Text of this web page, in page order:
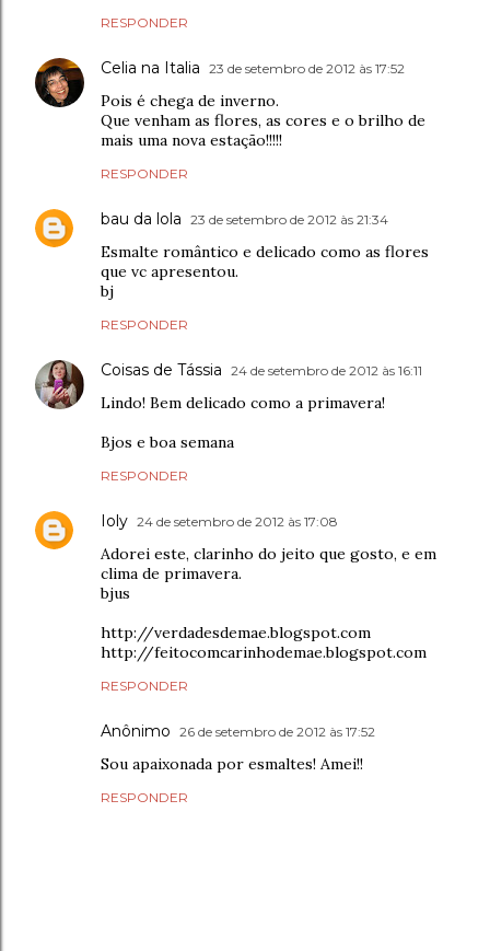
RESPONDER
Celia na Italia 23 de setembro de 2012 às 17:52
Pois é chega de inverno.
Que venham as flores, as cores e o brilho de
mais uma nova estação!!!!!
RESPONDER
bau da lola 23 de setembro de 2012 às 21:34
Esmalte romântico e delicado como as flores
que vc apresentou.
bj
RESPONDER
Coisas de Tássia 24 de setembro de 2012 às 16:11
Lindo! Bem delicado como a primavera!
Bjos e boa semana
RESPONDER
Ioly 24 de setembro de 2012 às 17:08
Adorei este, clarinho do jeito que gosto, e em
clima de primavera.
bjus
http://verdadesdemae.blogspot.com
http://feitocomcarinhodemae.blogspot.com
RESPONDER
Anônimo 26 de setembro de 2012 às 17:52
Sou apaixonada por esmaltes! Amei!!
RESPONDER